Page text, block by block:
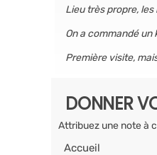
Lieu très propre,
On a commandé
Première visite,
DONNER
Attribuez une note à
Accueil